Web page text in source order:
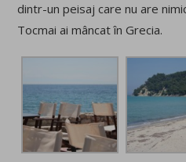
dintr-un peisaj care nu are
Tocmai ai mâncat în Grecia.